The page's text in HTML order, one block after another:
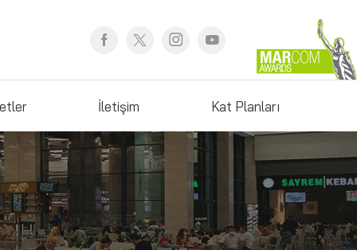
İletişim Kat Planları